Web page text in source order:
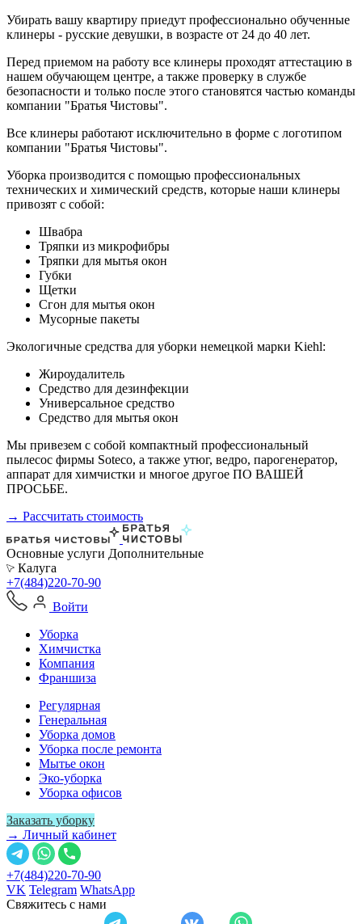
Убирать вашу квартиру приедут профессионально обученные
клинеры - русские девушки, в возрасте от 24 до 40 лет.
Перед приемом на работу все клинеры проходят аттестацию в
нашем обучающем центре, а также проверку в службе
безопасности и только после этого становятся частью команды
компании "Братья Чистовы".
Все клинеры работают исключительно в форме с логотипом
компании "Братья Чистовы".
Уборка производится с помощью профессиональных
технических и химический средств, которые наши клинеры
привозят с собой:
Швабра
Тряпки из микрофибры
Тряпки для мытья окон
Губки
Щетки
Сгон для мытья окон
Мусорные пакеты
Экологичные средства для уборки немецкой марки Kiehl:
Жироудалитель
Средство для дезинфекции
Универсальное средство
Средство для мытья окон
Мы привезем с собой компактный профессиональный
пылесос фирмы Soteco, а также утюг, ведро, парогенератор,
аппарат для химчистки и многое другое ПО ВАШЕЙ
ПРОСЬБЕ.
→ Рассчитать стоимость
Основные услуги Дополнительные
Калуга
+7(484)220-70-90
Войти
Уборка
Химчистка
Компания
Франшиза
Регулярная
Генеральная
Уборка домов
Уборка после ремонта
Мытье окон
Эко-уборка
Уборка офисов
Заказать уборку
→ Личный кабинет
+7(484)220-70-90
VK Telegram WhatsApp
Свяжитесь с нами